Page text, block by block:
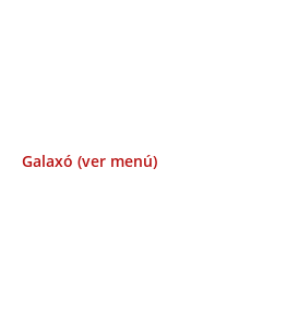
Galaxó (ver menú)